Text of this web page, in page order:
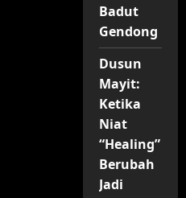
Badut
Gendong
Dusun
Mayit:
Ketika
Niat
“Healing”
Berubah
Jadi